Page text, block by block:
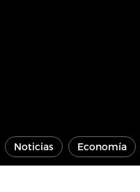
Noticias Economía